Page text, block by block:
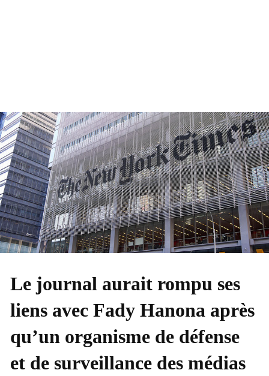
Le journal aurait rompu ses
liens avec Fady Hanona après
qu’un organisme de défense
et de surveillance des médias